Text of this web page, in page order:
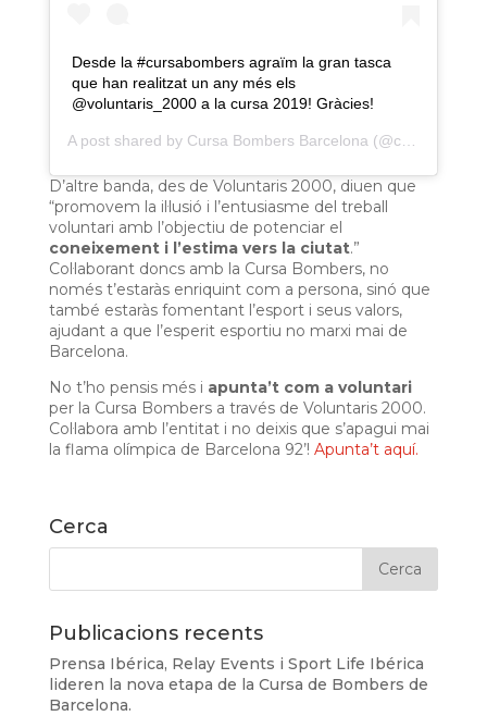
Desde la #cursabombers agraïm la gran tasca
que han realitzat un any més els
@voluntaris_2000 a la cursa 2019! Gràcies!
A post shared by Cursa Bombers Barcelona (@cursadebombers) on
D’altre banda, des de Voluntaris 2000, diuen que
“promovem la il·lusió i l’entusiasme del treball
voluntari amb l’objectiu de potenciar el
coneixement i l’estima vers la ciutat.”
Col·laborant doncs amb la Cursa Bombers, no
només t’estaràs enriquint com a persona, sinó que
també estaràs fomentant l’esport i seus valors,
ajudant a que l’esperit esportiu no marxi mai de
Barcelona.
No t’ho pensis més i apunta’t com a voluntari
per la Cursa Bombers a través de Voluntaris 2000.
Col·labora amb l’entitat i no deixis que s’apagui mai
la flama olímpica de Barcelona 92’! Apunta’t aquí.
Cerca
Publicacions recents
Prensa Ibérica, Relay Events i Sport Life Ibérica
lideren la nova etapa de la Cursa de Bombers de
Barcelona.